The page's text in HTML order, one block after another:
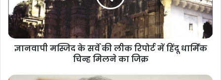
ज्ञानवापी मस्जिद के सर्वे की लीक रिपोर्ट में हिंदू धार्मिक
चिन्ह मिलने का जिक्र